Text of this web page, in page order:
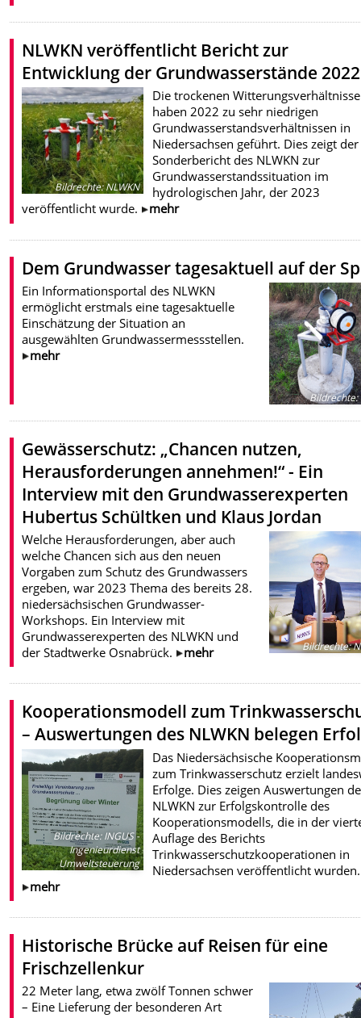
NLWKN veröffentlicht Bericht zur
Entwicklung der Grundwasserstände 2022
Bildrechte:NLWKN
Die trockenen Witterungsverhältnisse
haben 2022 zu sehr niedrigen
Grundwasserstandsverhältnissen in
Niedersachsen geführt. Dies zeigt der
Sonderbericht des NLWKN zur
Grundwasserstandssituation im
hydrologischen Jahr, der 2023
veröffentlicht wurde.
mehr
Dem Grundwasser tagesaktuell auf der
Bildrechte:
Ein Informationsportal des NLWKN
ermöglicht erstmals eine tagesaktuelle
Einschätzung der Situation an
ausgewählten Grundwassermessstellen.
mehr
Gewässerschutz: „Chancen nutzen,
Herausforderungen annehmen!“ - Ein
Interview mit den Grundwasserexperten
Hubertus Schültken und Klaus Jordan
Bildrechte:
Welche Herausforderungen, aber auch
welche Chancen sich aus den neuen
Vorgaben zum Schutz des Grundwassers
ergeben, war 2023 Thema des bereits 28.
niedersächsischen Grundwasser-
Workshops. Ein Interview mit
Grundwasserexperten des NLWKN und
der Stadtwerke Osnabrück.
mehr
Kooperationsmodell zum
– Auswertungen des NLWKN belegen
Bildrechte:INGUS -
Ingenieurdienst
Umweltsteuerung
Das Niedersächsische
zum Trinkwasserschutz erzielt
Erfolge. Dies zeigen Auswertungen
NLWKN zur Erfolgskontrolle des
Kooperationsmodells, die in der
Auflage des Berichts
Trinkwasserschutzkooperationen in
Niedersachsen veröffentlicht wurden.
mehr
Historische Brücke auf Reisen für eine
Frischzellenkur
22 Meter lang, etwa zwölf Tonnen schwer
– Eine Lieferung der besonderen Art